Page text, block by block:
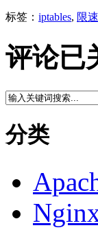
标签： iptables, 限速
评论已
分类